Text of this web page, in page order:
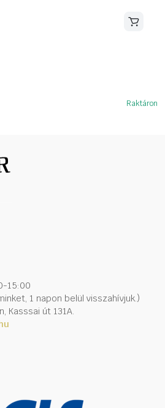
Raktáron
15:00
1 napon belül visszahívjuk.)
Kasssai út 131A.